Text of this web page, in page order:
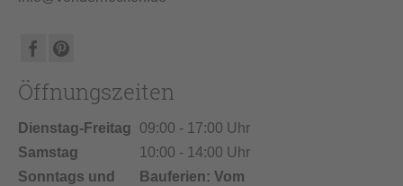
Öffnungszeiten
Dienstag-Freitag
09:00 - 17:00 Uhr
Samstag
10:00 - 14:00 Uhr
Sonntags und
Bauferien: Vom